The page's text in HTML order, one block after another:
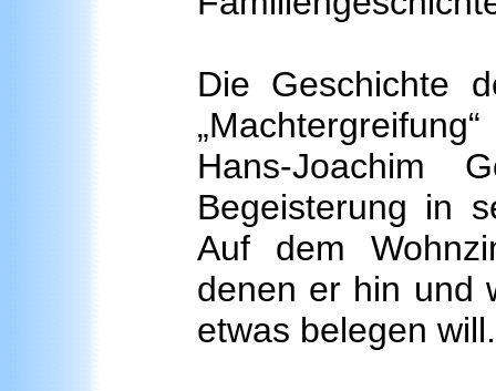
Die Geschichte
Hans-Joachim
Begeisterung in
Auf dem
denen er hin und
etwas belegen will.